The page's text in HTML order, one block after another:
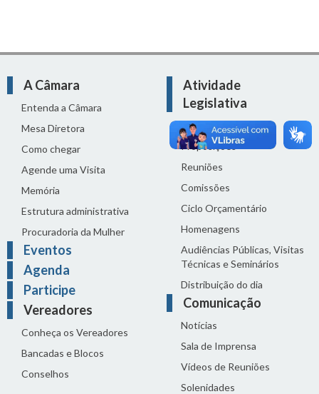
A Câmara
Entenda a Câmara
Mesa Diretora
Como chegar
Agende uma Visita
Memória
Estrutura administrativa
Procuradoria da Mulher
Eventos
Agenda
Participe
Vereadores
Conheça os Vereadores
Bancadas e Blocos
Conselhos
Atividade
Legislativa
Legislação
Proposições
Reuniões
Comissões
Ciclo Orçamentário
Homenagens
Audiências Públicas, Visitas
Técnicas e Seminários
Distribuição do dia
Comunicação
Notícias
Sala de Imprensa
Vídeos de Reuniões
Solenidades